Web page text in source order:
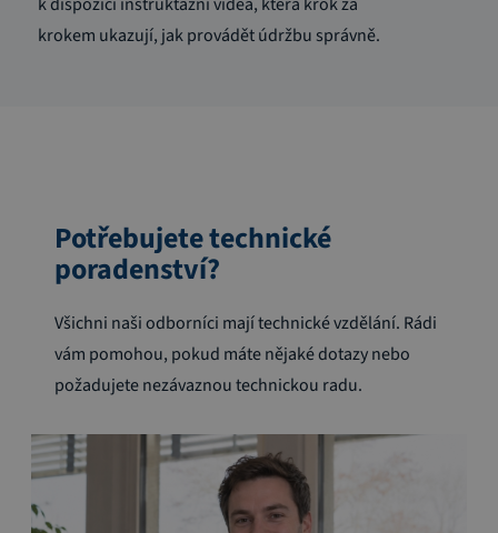
krokem ukazují, jak provádět údržbu správně.
Potřebujete technické
poradenství?
Všichni naši odborníci mají technické vzdělání. Rádi
vám pomohou, pokud máte nějaké dotazy nebo
požadujete nezávaznou technickou radu.